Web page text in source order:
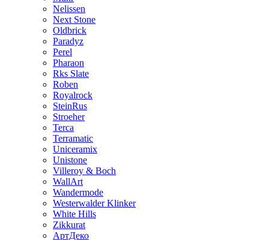
Nelissen
Next Stone
Oldbrick
Paradyz
Perel
Pharaon
Rks Slate
Roben
Royalrock
SteinRus
Stroeher
Terca
Terramatic
Uniceramix
Unistone
Villeroy & Boch
WallArt
Wandermode
Westerwalder Klinker
White Hills
Zikkurat
АртДеко